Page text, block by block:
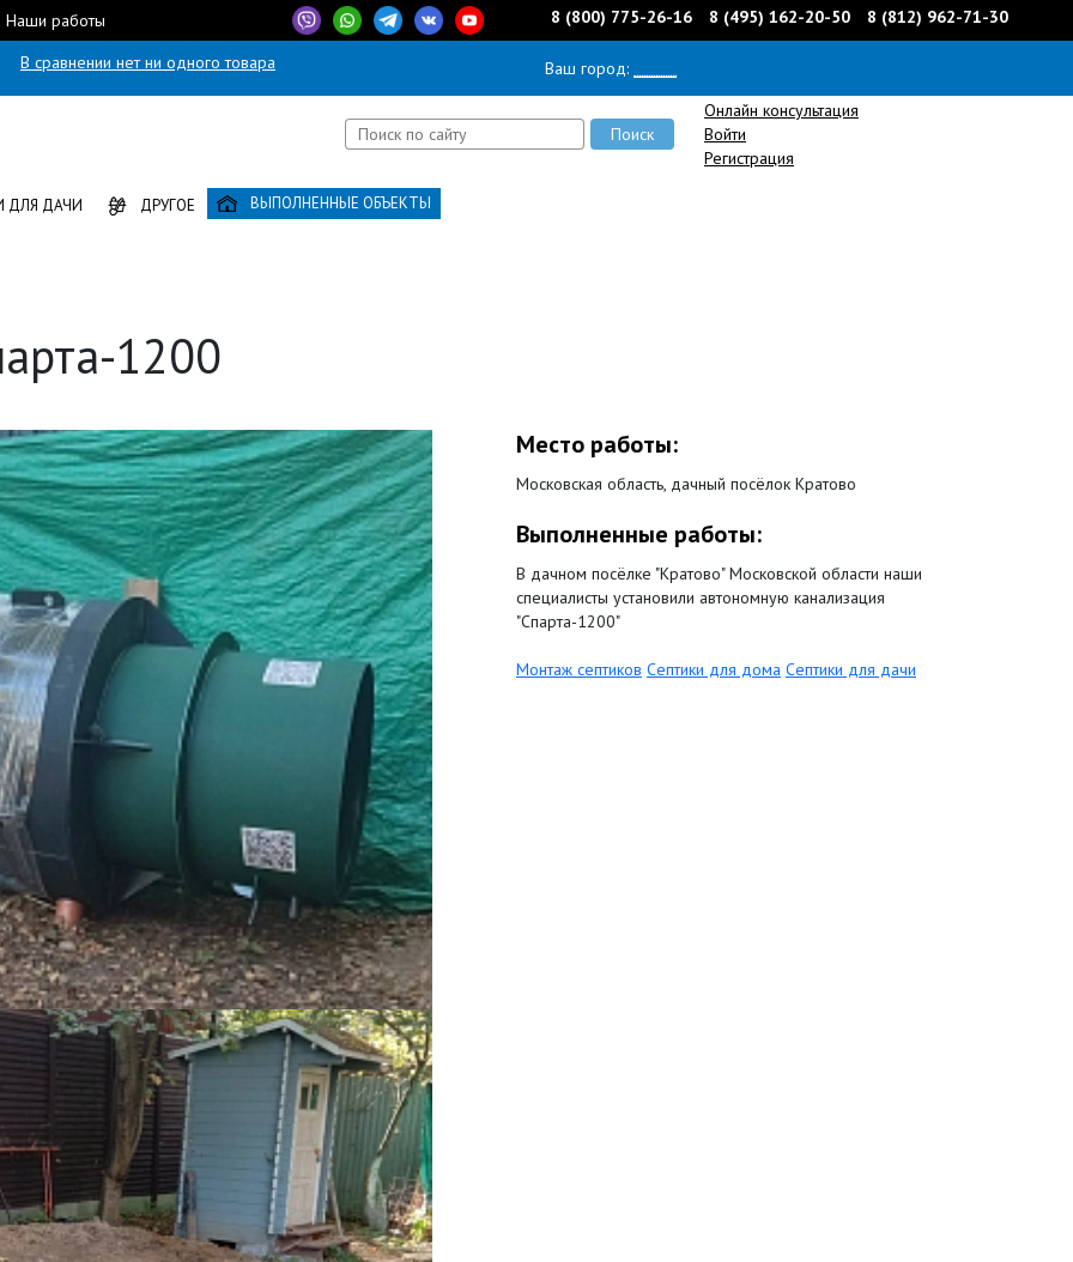
Наши работы 8 (800) 775-26-16 8 (495) 162-20-50 8 (812) 962-71-30
В сравнении нет ни одного товара Ваш город:
Онлайн консультация
Войти
Регистрация
ДЛЯ ДАЧИ ДРУГОЕ ВЫПОЛНЕННЫЕ ОБЪЕКТЫ
1200
Место работы:
Московская область, дачный посёлок Кратово
Выполненные работы:
В дачном посёлке "Кратово" Московской области наши
специалисты установили автономную канализация
"Спарта-1200"
Монтаж септиков Септики для дома Септики для дачи